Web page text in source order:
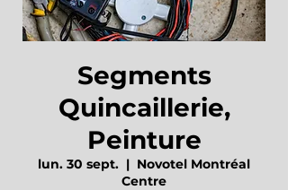
Segments
Quincaillerie,
Peinture
lun. 30 sept.
  |
Novotel Montréal
Centre